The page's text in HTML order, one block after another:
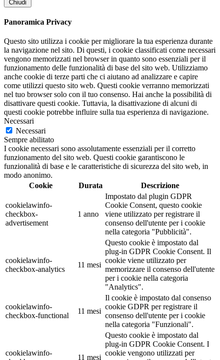
Chiudi
Panoramica Privacy
Questo sito utilizza i cookie per migliorare la tua esperienza durante
la navigazione nel sito. Di questi, i cookie classificati come necessari
vengono memorizzati nel browser in quanto sono essenziali per il
funzionamento delle funzionalità di base del sito web. Utilizziamo
anche cookie di terze parti che ci aiutano ad analizzare e capire
come utilizzi questo sito web. Questi cookie verranno memorizzati
nel tuo browser solo con il tuo consenso. Hai anche la possibilità di
disattivare questi cookie. Tuttavia, la disattivazione di alcuni di
questi cookie potrebbe influire sulla tua esperienza di navigazione.
Necessari
Necessari
Sempre abilitato
I cookie necessari sono assolutamente essenziali per il corretto
funzionamento del sito web. Questi cookie garantiscono le
funzionalità di base e le caratteristiche di sicurezza del sito web, in
modo anonimo.
Cookie
Durata Descrizione
cookielawinfo-
checkbox-
advertisement
1 anno
Impostato dal plugin GDPR
Cookie Consent, questo cookie
viene utilizzato per registrare il
consenso dell'utente per i cookie
nella categoria "Pubblicità".
cookielawinfo-
checkbox-analytics
11 mesi
Questo cookie è impostato dal
plug-in GDPR Cookie Consent. Il
cookie viene utilizzato per
memorizzare il consenso dell'utente
per i cookie nella categoria
"Analytics".
cookielawinfo-
checkbox-functional
11 mesi
Il cookie è impostato dal consenso
cookie GDPR per registrare il
consenso dell'utente per i cookie
nella categoria "Funzionali".
cookielawinfo-
11 mesi
Questo cookie è impostato dal
plug-in GDPR Cookie Consent. I
cookie vengono utilizzati per